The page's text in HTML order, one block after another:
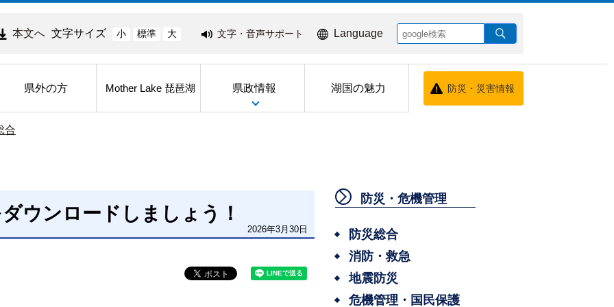
本文へ 文字サイズ 小 標準 大 文字・音声サポート Language
県外の方 Mother Lake 琵琶湖 県政情報 湖国の魅力 防災・災害情報
合
ウンロードしましょう！
2026年3月30日
防災・危機管理
防災総合
消防・救急
地震防災
危機管理・国民保護